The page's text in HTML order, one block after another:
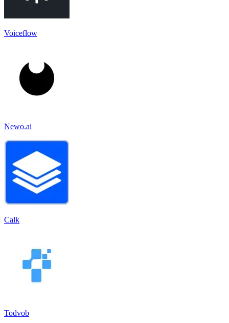
Voiceflow
Newo.ai
Calk
Todvob